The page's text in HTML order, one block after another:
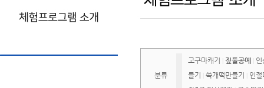
분류
고구마캐기 짚풀공예
인
들기
쑥개떡만들기
인